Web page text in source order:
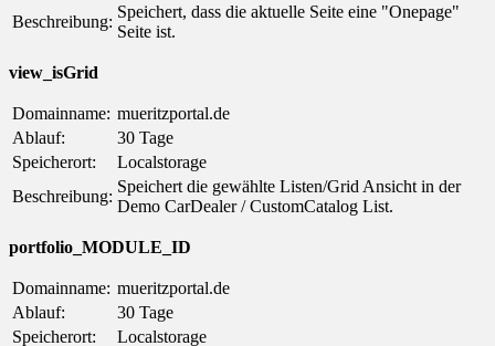
Beschreibung:
Speichert, dass die aktuelle Seite eine "Onepage"
Seite ist.
view_isGrid
Domainname: mueritzportal.de
Ablauf:
30 Tage
Speicherort:
Localstorage
Beschreibung:
Speichert die gewählte Listen/Grid Ansicht in der
Demo CarDealer / CustomCatalog List.
portfolio_MODULE_ID
Domainname: mueritzportal.de
Ablauf:
30 Tage
Speicherort:
Localstorage